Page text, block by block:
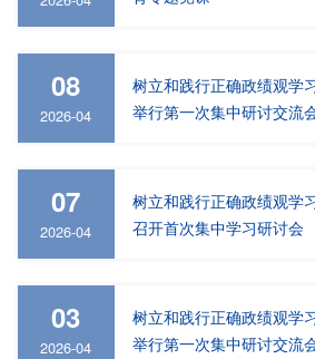
08
2026-04
树立和践行正确政绩观学
举行第一次集中研讨交流
07
2026-04
树立和践行正确政绩观学
召开首次集中学习研讨会
03
2026-04
树立和践行正确政绩观学
举行第一次集中研讨交流